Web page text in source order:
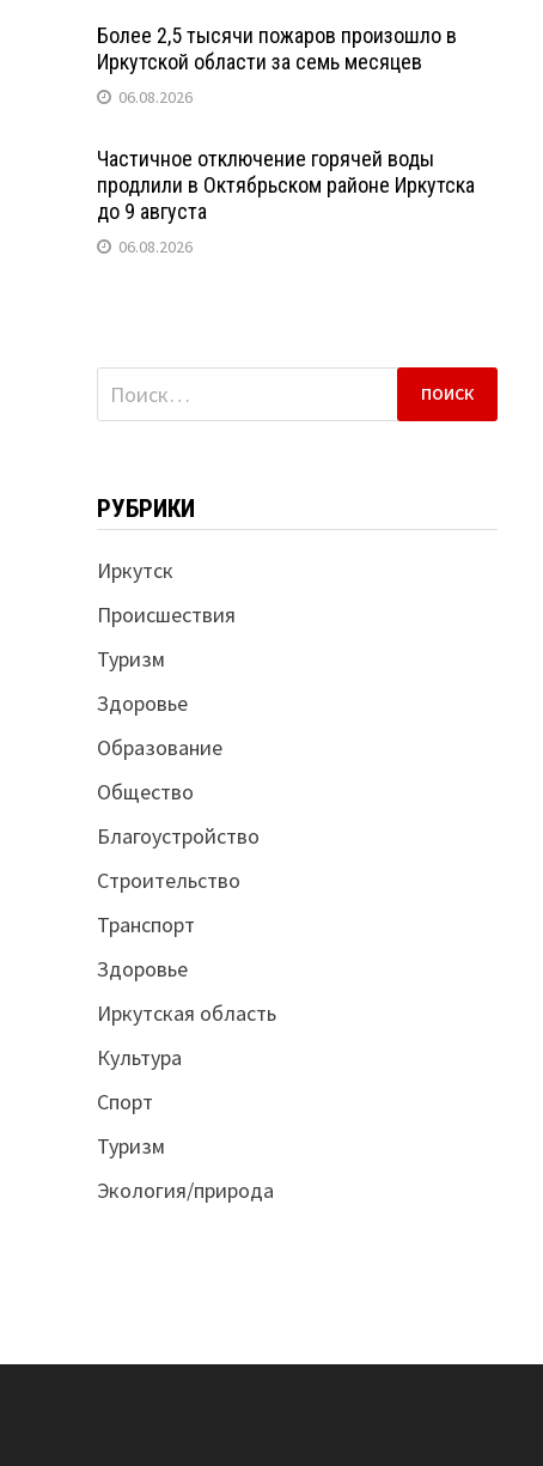
Более 2,5 тысячи пожаров произошло в
Иркутской области за семь месяцев
06.08.2026
Частичное отключение горячей воды
продлили в Октябрьском районе Иркутска
до 9 августа
06.08.2026
Найти:
РУБРИКИ
Иркутск
Происшествия
Туризм
Здоровье
Образование
Общество
Благоустройство
Строительство
Транспорт
Здоровье
Иркутская область
Культура
Спорт
Туризм
Экология/природа